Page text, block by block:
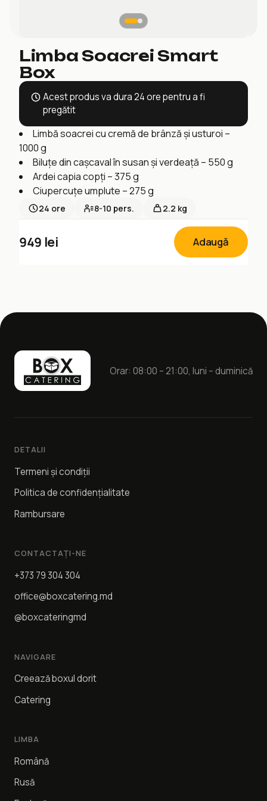
Limba Soacrei Smart
Box
Acest produs va dura 24 ore pentru a fi
pregătit
Limbă soacrei cu cremă de brânză și usturoi –
1000 g
Biluțe din cașcaval în susan și verdeață – 550 g
Ardei capia copți – 375 g
Ciupercuțe umplute – 275 g
24 ore 8-10 pers. 2.2 kg
949 lei Adaugă
Orar: 08:00 – 21:00, luni – duminică
DETALII
Termeni și condiții
Politica de confidențialitate
Rambursare
CONTACTAȚI-NE
+373 79 304 304
office@boxcatering.md
@boxcateringmd
NAVIGARE
Creează boxul dorit
Catering
LIMBA
Română
Rusă